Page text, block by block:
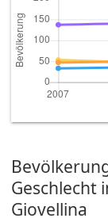
Geschlecht
Giovellina